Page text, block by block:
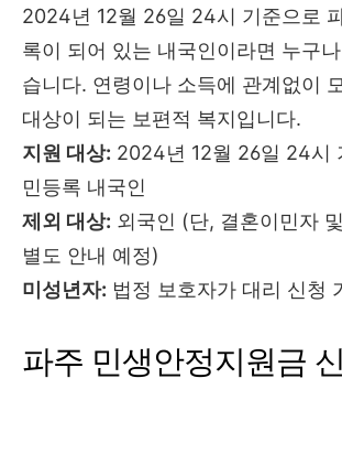
2024년 12월 26일 24시 기준으로
록이 되어 있는 내국인이라면 누구
습니다. 연령이나 소득에 관계없이
대상이 되는 보편적 복지입니다.
지원 대상: 2024년 12월 26일 24시
민등록 내국인
제외 대상: 외국인 (단, 결혼이민자
별도 안내 예정)
미성년자: 법정 보호자가 대리 신청
파주 민생안정지원금